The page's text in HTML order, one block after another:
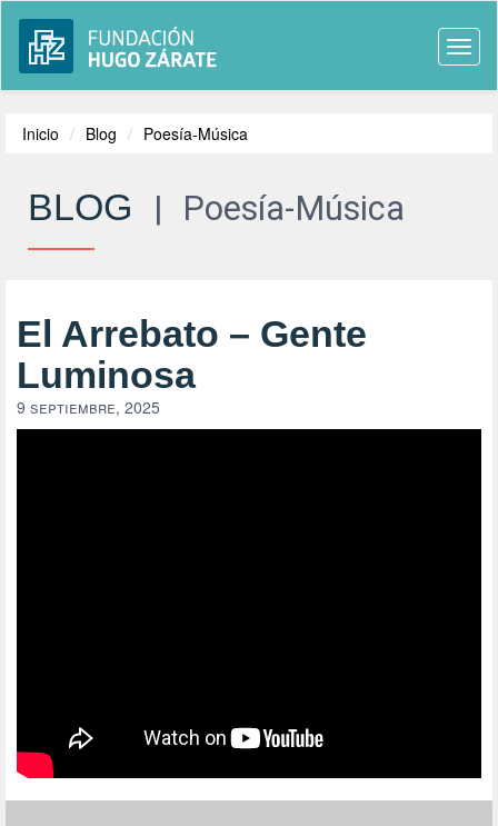
Inicio Blog Poesía-Música
BLOG | Poesía-Música
El Arrebato – Gente
Luminosa
9 septiembre, 2025